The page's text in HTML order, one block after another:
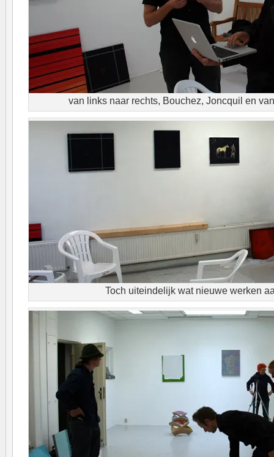
van links naar rechts, Bouchez, Joncquil en
Toch uiteindelijk wat nieuwe werken